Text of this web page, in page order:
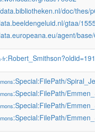
doc/thes/
gtaa/
agent/
fr
:Special:FilePath/
:Special:FilePath/
:Special:FilePath/
:Special:FilePath/